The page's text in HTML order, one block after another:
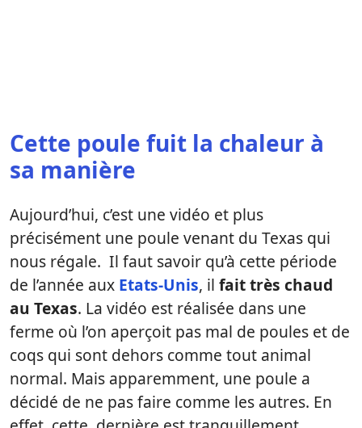
Cette poule fuit la chaleur à
sa manière
Aujourd’hui, c’est une vidéo et plus
précisément une poule venant du Texas qui
nous régale. Il faut savoir qu’à cette période
de l’année aux Etats-Unis, il fait très chaud
au Texas. La vidéo est réalisée dans une
ferme où l’on aperçoit pas mal de poules et de
coqs qui sont dehors comme tout animal
normal. Mais apparemment, une poule a
décidé de ne pas faire comme les autres. En